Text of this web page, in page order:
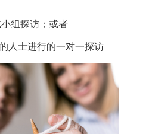
组探访；或者
人士进行的一对一探访